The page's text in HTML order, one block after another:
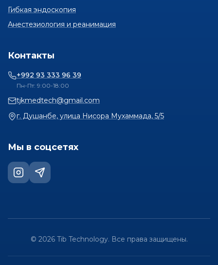
Гибкая эндоскопия
Анестезиология и реанимация
Контакты
+992 93 333 96 39
Пн-Пт: 9:00-18:00
tjkmedtech@gmail.com
г. Душанбе, улица Нисора Мухаммада, 5/5
Мы в соцсетях
© 2026Tib Technology. Все права защищены.